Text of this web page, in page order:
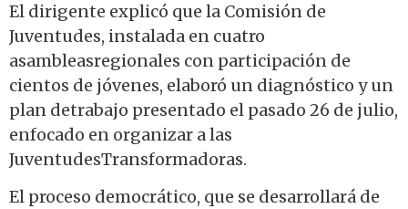
El dirigente explicó que la Comisión de
Juventudes, instalada en cuatro
asambleasregionales con participación de
cientos de jóvenes, elaboró un diagnóstico y un
plan detrabajo presentado el pasado 26 de julio,
enfocado en organizar a las
JuventudesTransformadoras.
El proceso democrático, que se desarrollará de